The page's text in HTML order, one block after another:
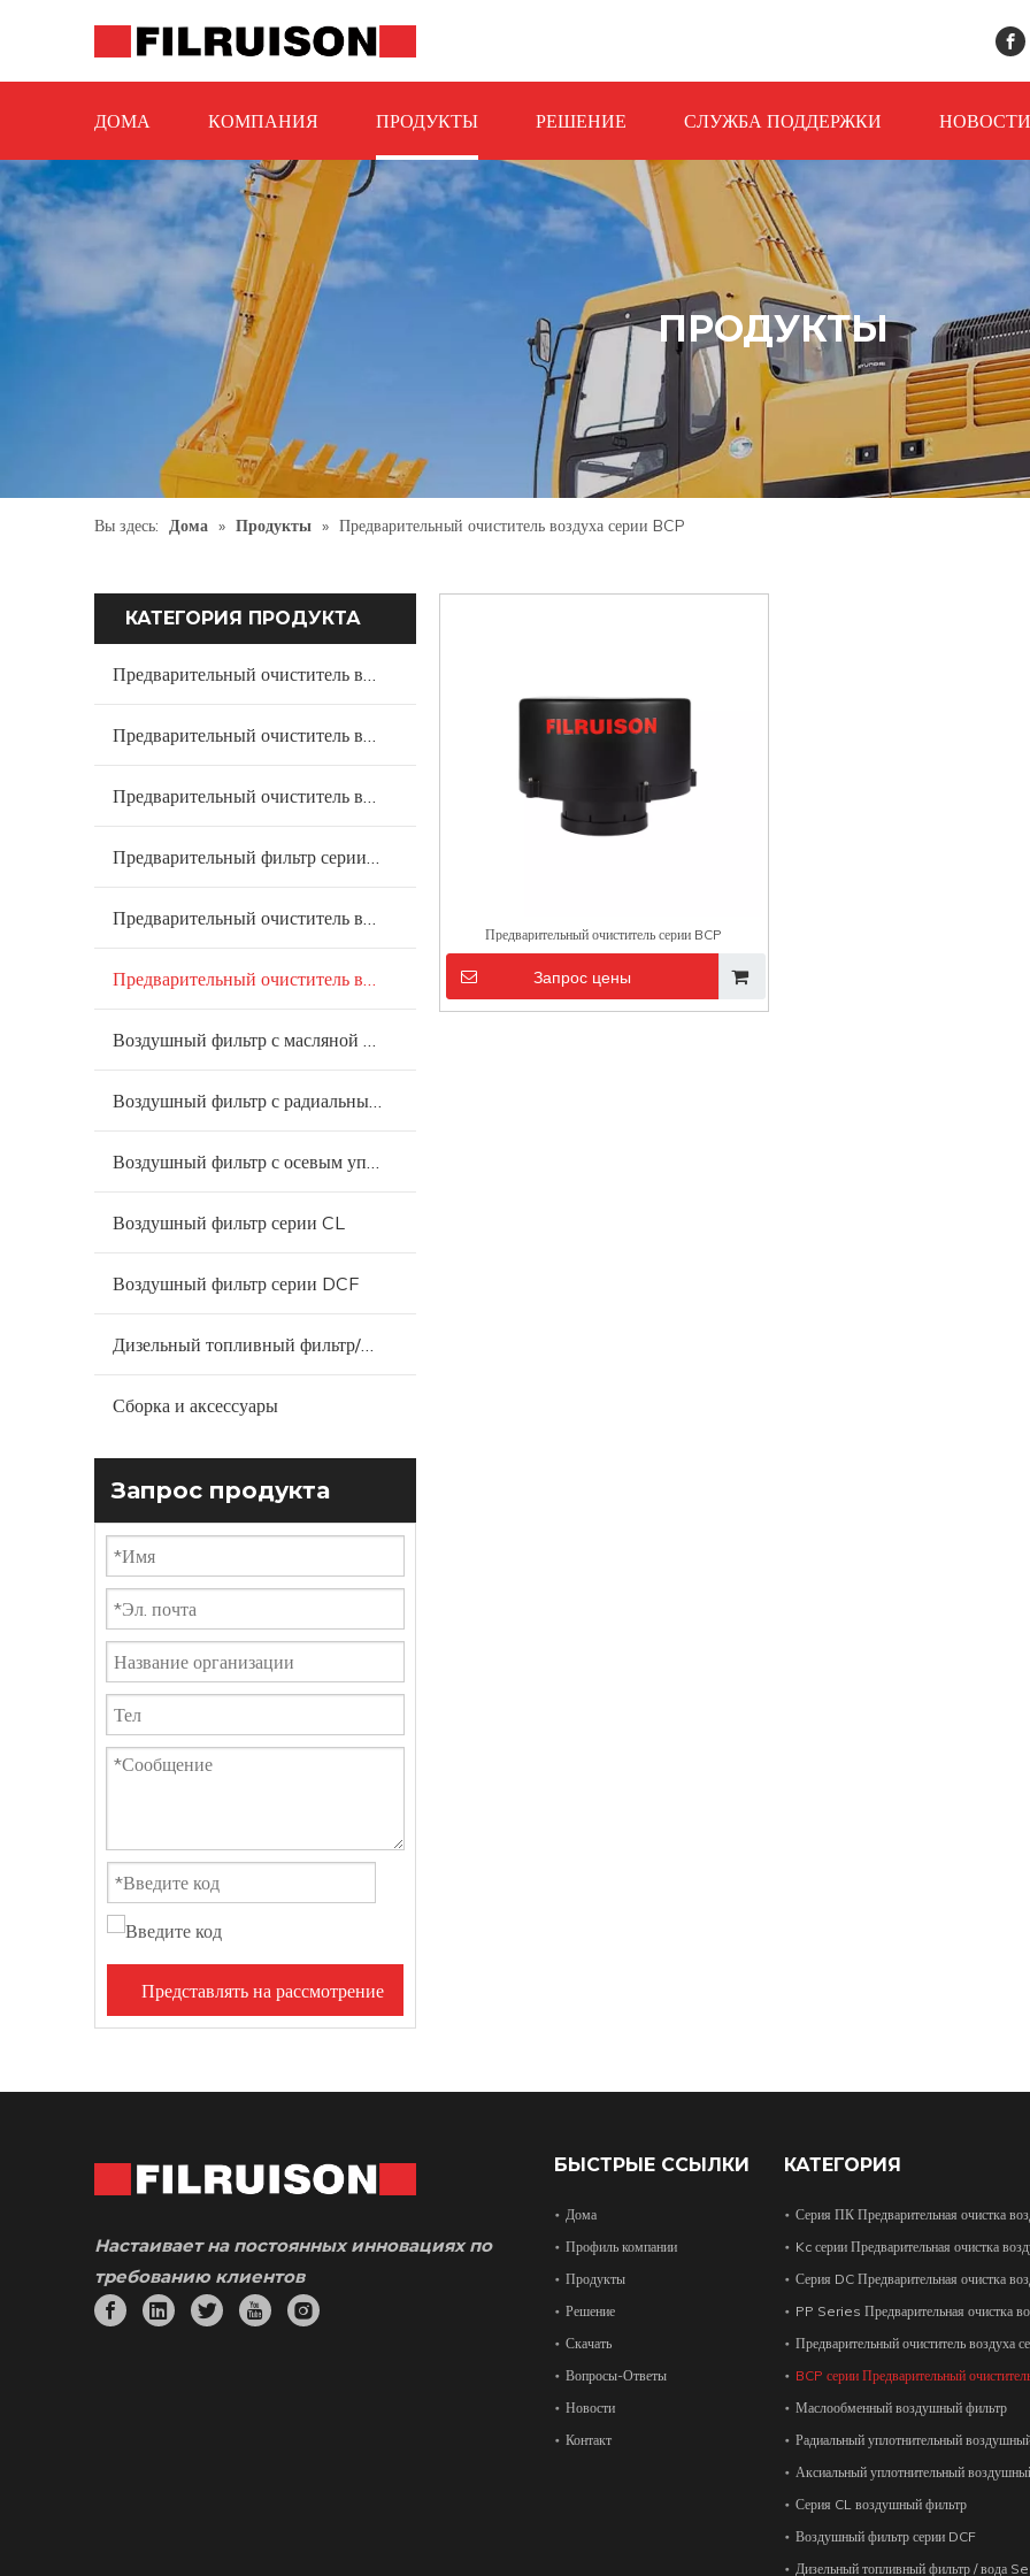
ДОМА КОМПАНИЯ ПРОДУКТЫ РЕШЕНИЕ СЛУЖБА ПОДДЕРЖКИ НОВОСТИ
ПРОДУКТЫ
Вы здесь: Дома » Продукты » Предварительный очиститель воздуха серии BCP
КАТЕГОРИЯ ПРОДУКТА
Предварительный очиститель воздуха серии PC
Предварительный очиститель воздуха серии KC
Предварительный очиститель воздуха серии DC
Предварительный фильтр серии PP
Предварительный очиститель воздуха серии PCP
Предварительный очиститель воздуха серии BCP
Воздушный фильтр с масляной ванной
Воздушный фильтр с радиальным уплотнением
Воздушный фильтр с осевым уплотнением
Воздушный фильтр серии CL
Воздушный фильтр серии DCF
Дизельный топливный фильтр/водоотделитель
Сборка и аксессуары
Запрос продукта
Представлять на рассмотрение
Предварительный очиститель серии BCP
Запрос цены
Настаивает на постоянных инновациях по
требованию клиентов
БЫСТРЫЕ ССЫЛКИ
Дома
Профиль компании
Продукты
Решение
Скачать
Вопросы-Ответы
Новости
Контакт
КАТЕГОРИЯ
Серия ПК Предварительная очистка
Kc серии Предварительная очистка
Серия DC Предварительная очистка
PP Series Предварительная очистка
Предварительный очиститель воздуха
BCP серии Предварительный
Маслообменный воздушный фильтр
Радиальный уплотнительный
Аксиальный уплотнительный
Серия CL воздушный фильтр
Воздушный фильтр серии DCF
Дизельный топливный фильтр / вода